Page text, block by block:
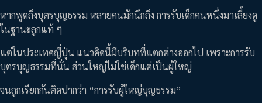
หากพูดถึงบุตรบุญธรรม หลายคนมักนึกถึง การรับเด็กคนหนึ่งมาเลี้ยงดู
ในฐานะลูกแท้ ๆ
แต่ในประเทศญี่ปุ่น แนวคิดนี้มีบริบทที่แตกต่างออกไป เพราะการรับ
บุตรบุญธรรมที่นั่น ส่วนใหญ่ไม่ใช่เด็กแต่เป็นผู้ใหญ่
จนถูกเรียกกันติดปากว่า “การรับผู้ใหญ่บุญธรรม”